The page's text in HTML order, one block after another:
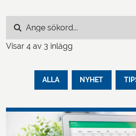
Visar 4 av 3 inlägg
ALLA NYHET